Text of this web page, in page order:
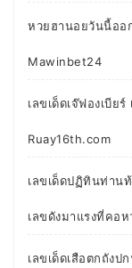
หวยฮานอยวันนี้ออ
Mawinbet24
เลขเด็ดเจ๊ฟองเบี
Ruay16th.com
เลขเด็ดปฏิทินท่าน
เลขดังมาแรงที่คอ
เลขเด็ดเสือตกถัง